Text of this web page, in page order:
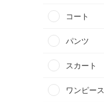
コート
パンツ
スカート
ワンピース